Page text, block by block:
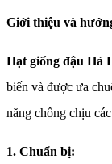
Giới thiệu và
Hạt giống đậu Hà
biến và được ưa
năng chống chịu
1. Chuẩn bị: